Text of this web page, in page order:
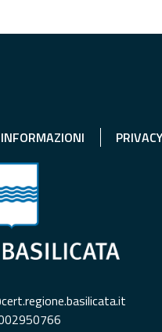
INFORMAZIONI PRIVACY